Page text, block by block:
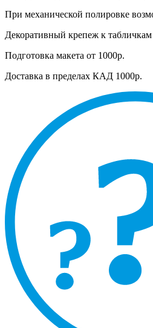
При механической полировке
Декоративный крепеж к
Подготовка макета от 1000р.
Доставка в пределах КАД 1000р.